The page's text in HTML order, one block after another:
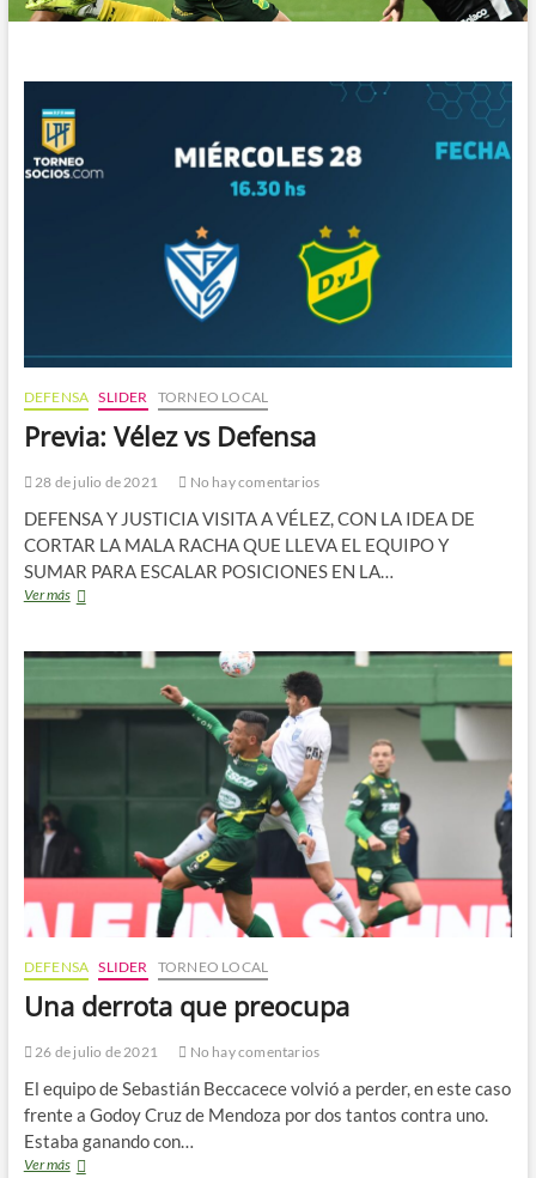
DEFENSA SLIDER TORNEO LOCAL
Previa: Vélez vs Defensa
28 de julio de 2021 No hay comentarios
DEFENSA Y JUSTICIA VISITA A VÉLEZ, CON LA IDEA DE
CORTAR LA MALA RACHA QUE LLEVA EL EQUIPO Y
SUMAR PARA ESCALAR POSICIONES EN LA…
Ver másPrevia:
Defensa
DEFENSA SLIDER TORNEO LOCAL
Una derrota que preocupa
26 de julio de 2021 No hay comentarios
El equipo de Sebastián Beccacece volvió a perder, en este caso
frente a Godoy Cruz de Mendoza por dos tantos contra uno.
Estaba ganando con…
Ver másUna